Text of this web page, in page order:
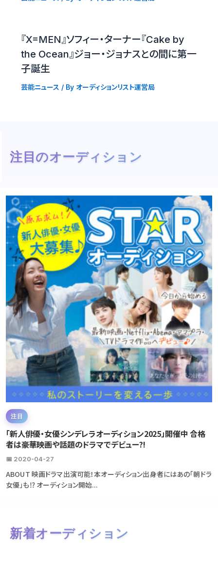
『X=MEN』ソフィー・ターナー『Cake by
the Ocean』ジョー・ジョナスとの間に第一
子誕生
芸能ニュース / By オーディションリスト運営局
注目のオーディション
注目
「新人俳優・女優シンデレラオーディション2025」開催中 合格
者は豪華映画や話題のドラマでデビュー?!
📅 2020-04-27
ABOUT 映画ドラマ出演可能！本オーディション出身者にはあの「朝ドラ
女優」も⁉ オーディション開始...
新着オーディション